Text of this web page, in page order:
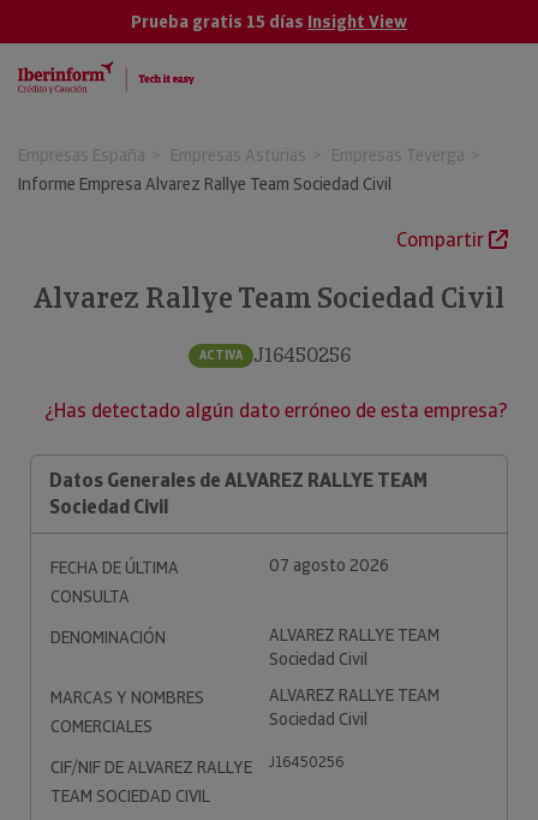
Prueba gratis 15 días Insight View
Empresas España Empresas Asturias
Empresas Teverga
Informe Empresa Alvarez Rallye Team Sociedad Civil
Compartir
Alvarez Rallye Team Sociedad Civil
ACTIVA J16450256
¿Has detectado algún dato erróneo de esta empresa?
Datos Generales de ALVAREZ RALLYE TEAM
Sociedad Civil
FECHA DE ÚLTIMA
CONSULTA
07 agosto 2026
DENOMINACIÓN
ALVAREZ RALLYE TEAM
Sociedad Civil
MARCAS Y NOMBRES
COMERCIALES
ALVAREZ RALLYE TEAM
Sociedad Civil
CIF/NIF DE ALVAREZ RALLYE
TEAM SOCIEDAD CIVIL
J16450256